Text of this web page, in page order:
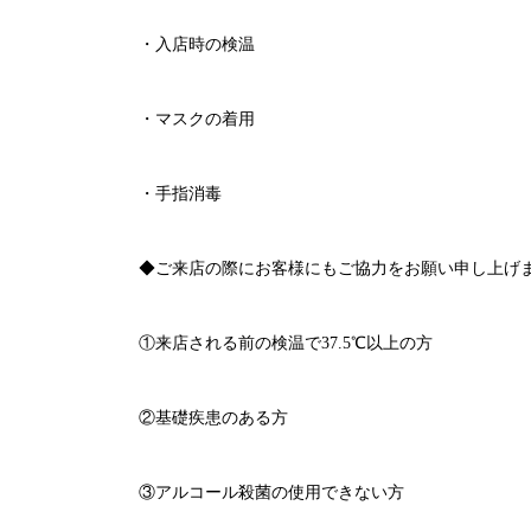
・入店時の検温
・マスクの着用
・手指消毒
◆ご来店の際にお客様にもご協力をお願い申し上げ
①来店される前の検温で37.5℃以上の方
②基礎疾患のある方
③アルコール殺菌の使用できない方